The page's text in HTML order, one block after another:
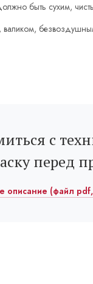
быть сухим,
валиком,
с
перед
описание (файл